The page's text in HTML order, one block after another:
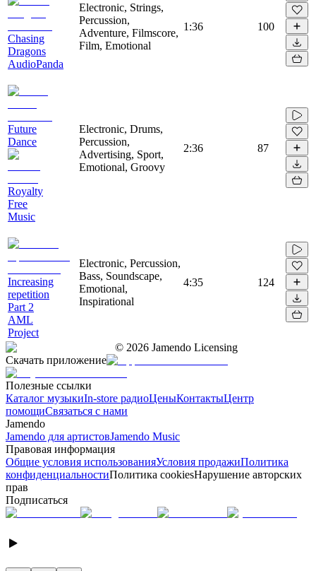
Chasing
Dragons
AudioPanda
Electronic, Strings,
Percussion,
Adventure, Filmscore,
Film, Emotional
1:36 100
Future
Dance
Royalty
Free
Music
Electronic, Drums,
Percussion,
Advertising, Sport,
Emotional, Groovy
2:36 87
Increasing
repetition
Part 2
AML
Project
Electronic, Percussion,
Bass, Soundscape,
Emotional,
Inspirational
4:35 124
© 2026 Jamendo Licensing
Скачать приложение
Полезные ссылки
Каталог музыкиIn-store радиоЦеныКонтактыЦентр
помощиСвязаться с нами
Jamendo
Jamendo для артистовJamendo Music
Правовая информация
Общие условия использованияУсловия продажиПолитика
конфиденциальностиПолитика cookiesНарушение авторских
прав
Подписаться